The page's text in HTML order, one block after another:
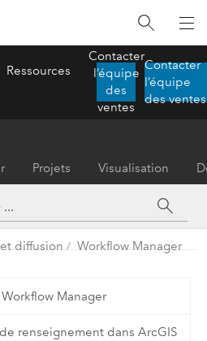
Ressources
Contacter
l’équipe
des
ventes
Contacter
l’équipe
des ventes
Projets Visualisation
diffusion
Workflow Manager
Manager
renseignement dans ArcGIS